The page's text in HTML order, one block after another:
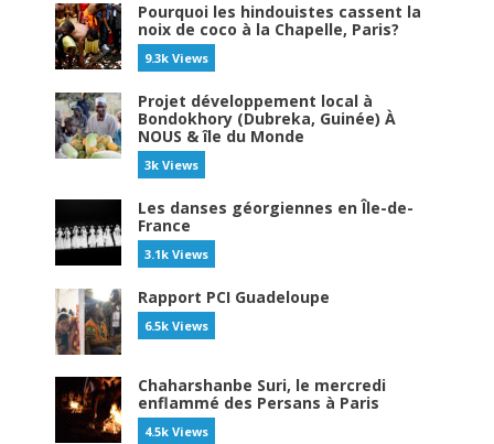
Pourquoi les hindouistes cassent la
noix de coco à la Chapelle, Paris?
9.3k Views
Projet développement local à
Bondokhory (Dubreka, Guinée) À
NOUS & île du Monde
3k Views
Les danses géorgiennes en Île-de-
France
3.1k Views
Rapport PCI Guadeloupe
6.5k Views
Chaharshanbe Suri, le mercredi
enflammé des Persans à Paris
4.5k Views